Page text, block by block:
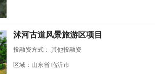
沭河古道风景旅游区项目
投融资方式： 其他投融资
区域：山东省 临沂市